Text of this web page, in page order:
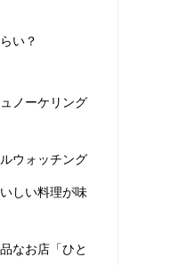
い？
ノーケリング
ウォッチング
しい料理が味
なお店「ひと